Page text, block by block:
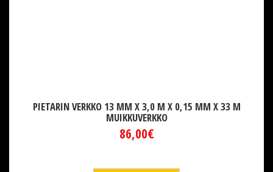
PIETARIN VERKKO 13 MM X 3,0 M X 0,15 MM X 33 M
MUIKKUVERKKO
86,00€